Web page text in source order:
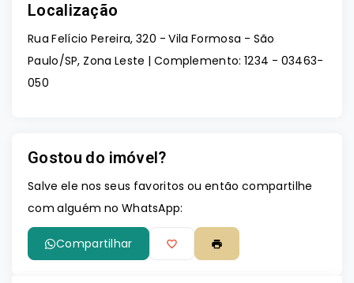
Localização
Rua Felício Pereira, 320 - Vila Formosa - São
Paulo/SP, Zona Leste | Complemento: 1234 - 03463-
050
Gostou do imóvel?
Salve ele nos seus favoritos ou então compartilhe
com alguém no WhatsApp:
Compartilhar